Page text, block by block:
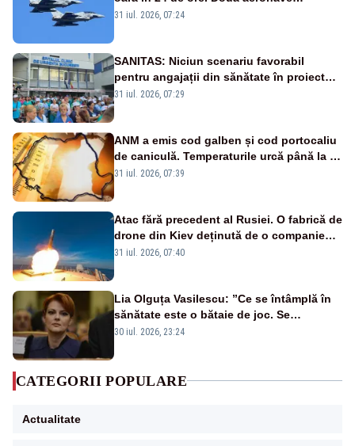
Eurofighter britanice au fost ridicate de la
31 iul. 2026, 07:24
SANITAS: Niciun scenariu favorabil
pentru angajații din sănătate în proiectul
Legii salarizării
31 iul. 2026, 07:29
ANM a emis cod galben și cod portocaliu
de caniculă. Temperaturile urcă până la 38
de grade, iar nopțile devin tropicale
31 iul. 2026, 07:39
Atac fără precedent al Rusiei. O fabrică de
drone din Kiev deținută de o companie
americană, distrusă de o rachetă
31 iul. 2026, 07:40
Lia Olguța Vasilescu: ”Ce se întâmplă în
sănătate este o bătaie de joc. Se
guvernează extraordinar de prost”
30 iul. 2026, 23:24
CATEGORII POPULARE
Actualitate